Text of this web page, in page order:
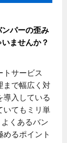
パーの歪み
ませんか？
トサービス
まで幅広く対
入している
いてもミリ単
くあるバン
るポイント